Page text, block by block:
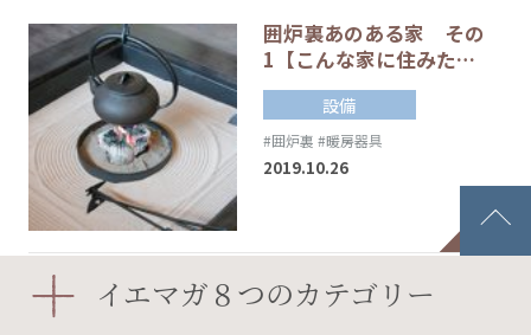
囲炉裏あのある家 その
1【こんな家に住みた…
設備
#囲炉裏 #暖房器具
2019.10.26
失敗しないタイル選び
イエマガ８つのカテゴリー